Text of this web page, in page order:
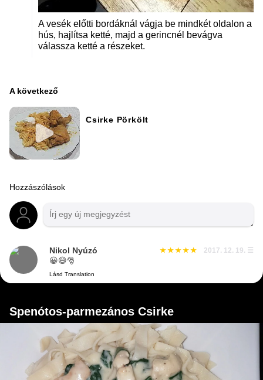
A vesék előtti bordáknál vágja be mindkét oldalon a
hús, hajlítsa ketté, majd a gerincnél bevágva
válassza ketté a részeket.
A következő
Csirke Pörkölt
Hozzászólások
Nikol Nyúzó 2017. 12. 19. ☰
😀😄🎅
Lásd Translation
Spenótos-parmezános Csirke